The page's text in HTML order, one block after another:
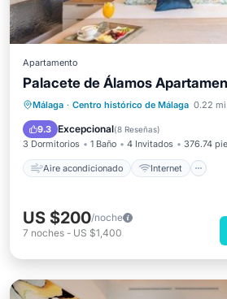
Apartamento
Palacete de Álamos
Málaga · Centro histórico de Málaga 0.22
9.3 Excepcional(8 Reseñas)
3 Dormitorios 1 Baño 4 Invitados 376.74
Aire acondicionado Internet
Aire acondicionado
Apto para niños
US $200/noche
7 noches - US $1,400